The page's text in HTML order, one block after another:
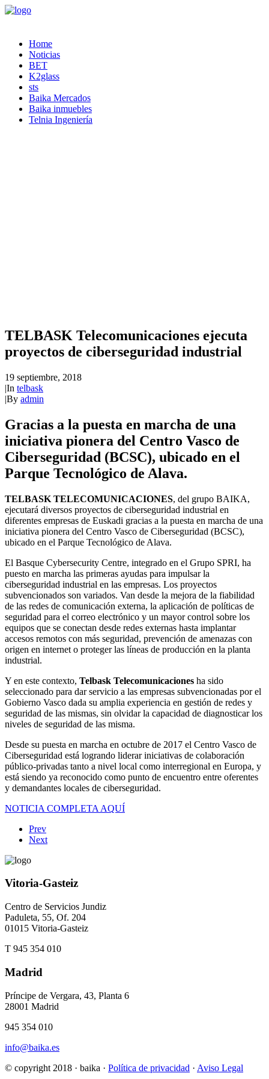
Home
Noticias
BET
K2glass
sts
Baika Mercados
Baika inmuebles
Telnia Ingeniería
TELBASK Telecomunicaciones ejecuta
proyectos de ciberseguridad industrial
19 septiembre, 2018
|In telbask
|By admin
Gracias a la puesta en marcha de una
iniciativa pionera del Centro Vasco de
Ciberseguridad (BCSC), ubicado en el
Parque Tecnológico de Alava.
TELBASK TELECOMUNICACIONES, del grupo BAIKA,
ejecutará diversos proyectos de ciberseguridad industrial en
diferentes empresas de Euskadi gracias a la puesta en marcha de una
iniciativa pionera del Centro Vasco de Ciberseguridad (BCSC),
ubicado en el Parque Tecnológico de Alava.
El Basque Cybersecurity Centre, integrado en el Grupo SPRI, ha
puesto en marcha las primeras ayudas para impulsar la
ciberseguridad industrial en las empresas. Los proyectos
subvencionados son variados. Van desde la mejora de la fiabilidad
de las redes de comunicación externa, la aplicación de políticas de
seguridad para el correo electrónico y un mayor control sobre los
equipos que se conectan desde redes externas hasta implantar
accesos remotos con más seguridad, prevención de amenazas con
origen en internet o proteger las líneas de producción en la planta
industrial.
Y en este contexto, Telbask Telecomunicaciones ha sido
seleccionado para dar servicio a las empresas subvencionadas por el
Gobierno Vasco dada su amplia experiencia en gestión de redes y
seguridad de las mismas, sin olvidar la capacidad de diagnosticar los
niveles de seguridad de las misma.
Desde su puesta en marcha en octubre de 2017 el Centro Vasco de
Ciberseguridad está logrando liderar iniciativas de colaboración
público-privadas tanto a nivel local como interregional en Europa, y
está siendo ya reconocido como punto de encuentro entre oferentes
y demandantes locales de ciberseguridad.
NOTICIA COMPLETA AQUÍ
Prev
Next
Vitoria-Gasteiz
Centro de Servicios Jundiz
Paduleta, 55, Of. 204
01015 Vitoria-Gasteiz
T 945 354 010
Madrid
Príncipe de Vergara, 43, Planta 6
28001 Madrid
945 354 010
info@baika.es
© copyright 2018 · baika · Política de privacidad · Aviso Legal